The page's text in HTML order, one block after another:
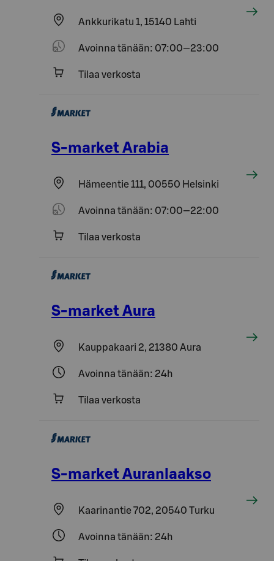
Ankkurikatu 1, 15140 Lahti
Avoinna tänään: 07:00—23:00
Tilaa verkosta
S-market Arabia
Hämeentie 111, 00550 Helsinki
Avoinna tänään: 07:00—22:00
Tilaa verkosta
S-market Aura
Kauppakaari 2, 21380 Aura
Avoinna tänään: 24h
Tilaa verkosta
S-market Auranlaakso
Kaarinantie 702, 20540 Turku
Avoinna tänään: 24h